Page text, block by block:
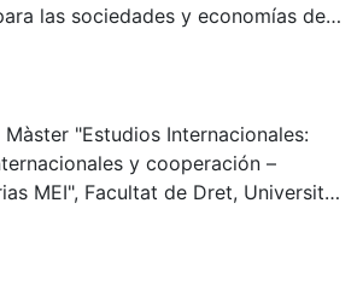
las sociedades y economías de
a la
y superar los
socio-económicos
hoy en día?
vez más urbanizado, y en
denso, las ciudades
mecanismos,
"Estudios Internacionales:
y cooperación –
MEI", Facultat de Dret, Universitat
2014-2015, Director: Lluís Frago i